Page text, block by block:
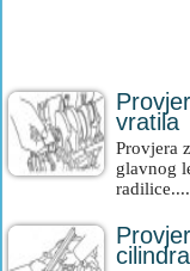
vratila
Provjera
glavnog
radilice....
cilindra